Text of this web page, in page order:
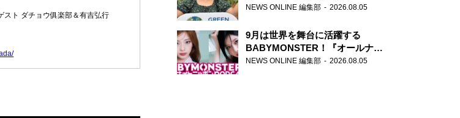
ト ダチョウ俱楽部＆有吉弘行
NEWS ONLINE 編集部 2026.08.05
9月は世界を舞台に活躍する
BABYMONSTER！『オールナイ
トニッポンPODCAST』月替わり
NEWS ONLINE 編集部 2026.08.05